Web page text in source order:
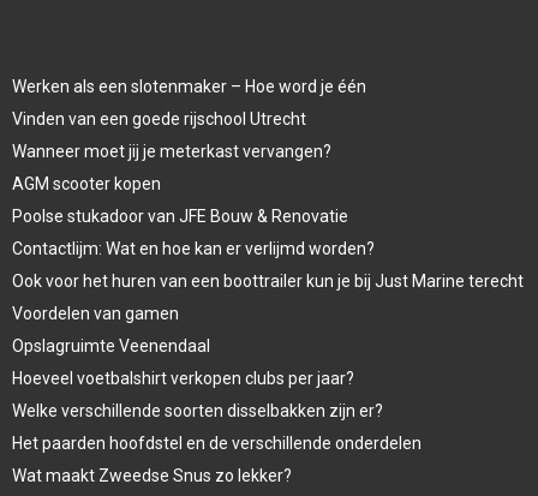
Werken als een slotenmaker – Hoe word je één
Vinden van een goede rijschool Utrecht
Wanneer moet jij je meterkast vervangen?
AGM scooter kopen
Poolse stukadoor van JFE Bouw & Renovatie
Contactlijm: Wat en hoe kan er verlijmd worden?
Ook voor het huren van een boottrailer kun je bij Just Marine terecht
Voordelen van gamen
Opslagruimte Veenendaal
Hoeveel voetbalshirt verkopen clubs per jaar?
Welke verschillende soorten disselbakken zijn er?
Het paarden hoofdstel en de verschillende onderdelen
Wat maakt Zweedse Snus zo lekker?